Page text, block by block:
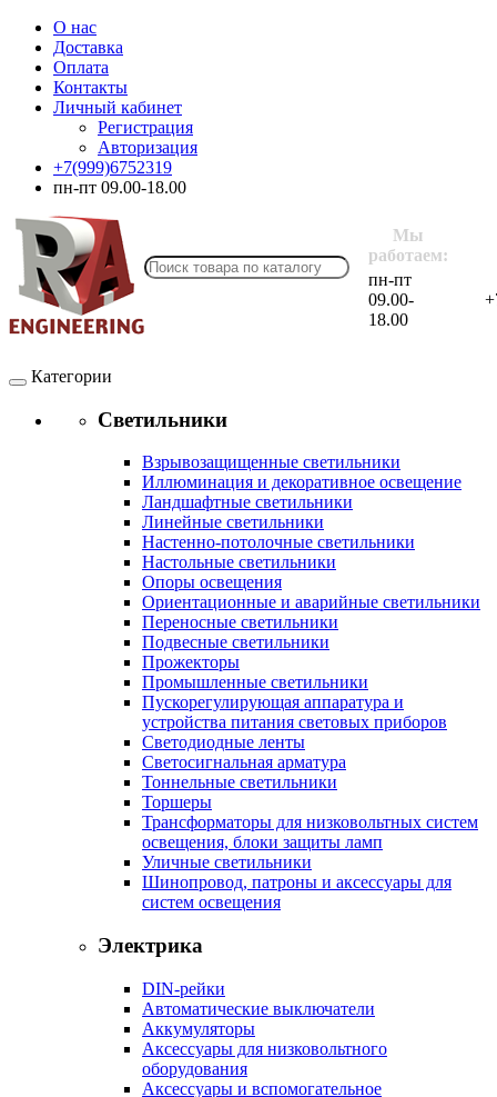
О нас
Доставка
Оплата
Контакты
Личный кабинет
Регистрация
Авторизация
+7(999)6752319
пн-пт 09.00-18.00
Мы
работаем:
пн-пт
09.00-
18.00
Категории
Светильники
Взрывозащищенные светильники
Иллюминация и декоративное освещение
Ландшафтные светильники
Линейные светильники
Настенно-потолочные светильники
Настольные светильники
Опоры освещения
Ориентационные и аварийные светильники
Переносные светильники
Подвесные светильники
Прожекторы
Промышленные светильники
Пускорегулирующая аппаратура и
устройства питания световых приборов
Светодиодные ленты
Светосигнальная арматура
Тоннельные светильники
Торшеры
Трансформаторы для низковольтных систем
освещения, блоки защиты ламп
Уличные светильники
Шинопровод, патроны и аксессуары для
систем освещения
Электрика
DIN-рейки
Автоматические выключатели
Аккумуляторы
Аксессуары для низковольтного
оборудования
Аксессуары и вспомогательное